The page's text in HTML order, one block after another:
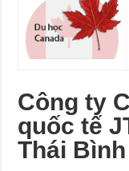
Công ty
quốc tế
Thái Bình